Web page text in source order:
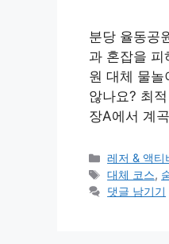
분당 율동공
과 혼잡을
원 대체 물놀
않나요? 최
장A에서 계
카
테
고
레저 & 액티
태
그
대체 코스,
댓글 남기기